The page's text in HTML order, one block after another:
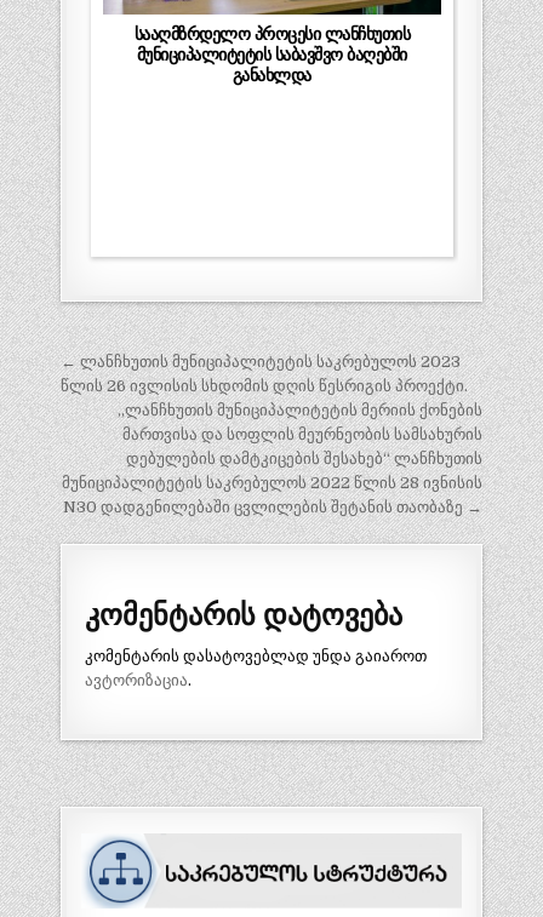
სააღმზრდელო პროცესი ლანჩხუთის
მუნიციპალიტეტის საბავშვო ბაღებში
განახლდა
პოსტის
ნავიგაცია
← ლანჩხუთის მუნიციპალიტეტის საკრებულოს 2023
წლის 26 ივლისის სხდომის დღის წესრიგის პროექტი.
,,ლანჩხუთის მუნიციპალიტეტის მერიის ქონების
მართვისა და სოფლის მეურნეობის სამსახურის
დებულების დამტკიცების შესახებ“ ლანჩხუთის
მუნიციპალიტეტის საკრებულოს 2022 წლის 28 ივნისის
N30 დადგენილებაში ცვლილების შეტანის თაობაზე →
კომენტარის დატოვება
კომენტარის დასატოვებლად უნდა გაიაროთ
ავტორიზაცია.